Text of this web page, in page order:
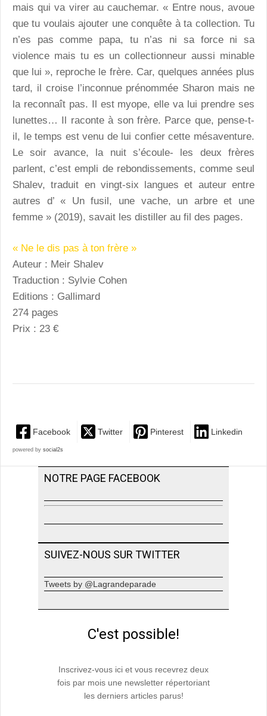
mais qui va virer au cauchemar. « Entre nous, avoue
que tu voulais ajouter une conquête à ta collection. Tu
n’es pas comme papa, tu n’as ni sa force ni sa
violence mais tu es un collectionneur aussi minable
que lui », reproche le frère. Car, quelques années plus
tard, il croise l’inconnue prénommée Sharon mais ne
la reconnaît pas. Il est myope, elle va lui prendre ses
lunettes… Il raconte à son frère. Parce que, pense-t-
il, le temps est venu de lui confier cette mésaventure.
Le soir avance, la nuit s’écoule- les deux frères
parlent, c’est empli de rebondissements, comme seul
Shalev, traduit en vingt-six langues et auteur entre
autres d’ « Un fusil, une vache, un arbre et une
femme » (2019), savait les distiller au fil des pages.
« Ne le dis pas à ton frère »
Auteur : Meir Shalev
Traduction : Sylvie Cohen
Editions : Gallimard
274 pages
Prix : 23 €
Facebook Twitter Pinterest Linkedin
powered by social2s
NOTRE PAGE FACEBOOK
SUIVEZ-NOUS SUR TWITTER
Tweets by @Lagrandeparade
C'est possible!
Inscrivez-vous ici et vous recevrez deux
fois par mois une newsletter répertoriant
les derniers articles parus!